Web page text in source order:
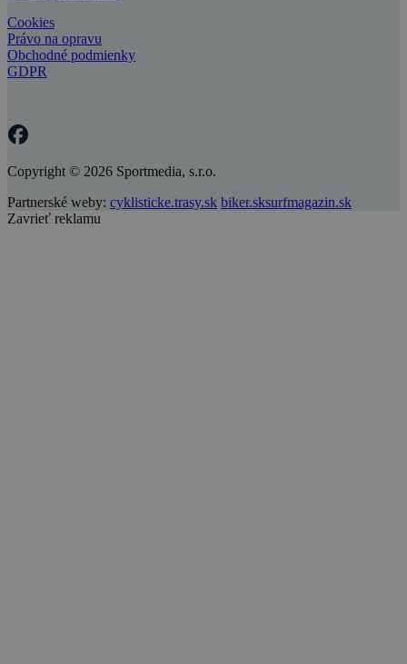
Cookies
Právo na opravu
Obchodné podmienky
GDPR
Copyright © 2026 Sportmedia, s.r.o.
Partnerské weby: cyklisticke.trasy.sk biker.sksurfmagazin.sk
Zavrieť reklamu